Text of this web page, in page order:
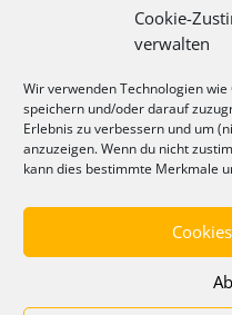
Cookie-
verwalten
Wir verwenden Technologien
speichern und/oder darauf
Erlebnis zu verbessern und um
anzuzeigen. Wenn du nicht
kann dies bestimmte Merkmale
entsprechenden
In diesen
die wir zur Herstellung
Nach dem die